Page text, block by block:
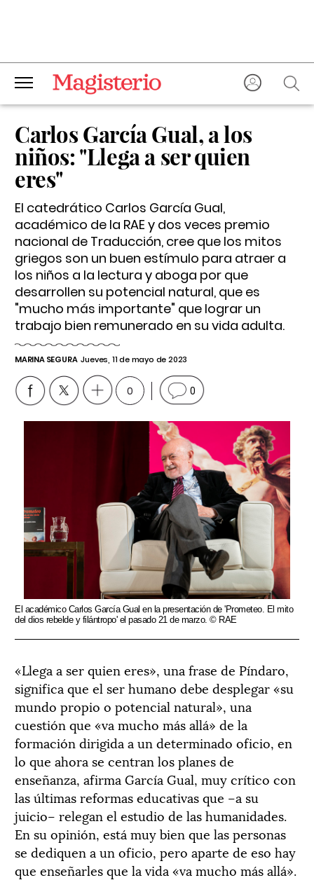
Carlos García Gual, a los
niños: "Llega a ser quien
eres"
El catedrático Carlos García Gual,
académico de la RAE y dos veces premio
nacional de Traducción, cree que los mitos
griegos son un buen estímulo para atraer a
los niños a la lectura y aboga por que
desarrollen su potencial natural, que es
"mucho más importante" que lograr un
trabajo bien remunerado en su vida adulta.
MARINA SEGURA Jueves, 11 de mayo de 2023
0 0
El académico Carlos García Gual en la presentación de 'Prometeo. El mito
del dios rebelde y filántropo' el pasado 21 de marzo. © RAE
«Llega a ser quien eres», una frase de Píndaro,
significa que el ser humano debe desplegar «su
mundo propio o potencial natural», una
cuestión que «va mucho más allá» de la
formación dirigida a un determinado oficio, en
lo que ahora se centran los planes de
enseñanza, afirma García Gual, muy crítico con
las últimas reformas educativas que –a su
juicio– relegan el estudio de las humanidades.
En su opinión, está muy bien que las personas
se dediquen a un oficio, pero aparte de eso hay
que enseñarles que la vida «va mucho más allá».